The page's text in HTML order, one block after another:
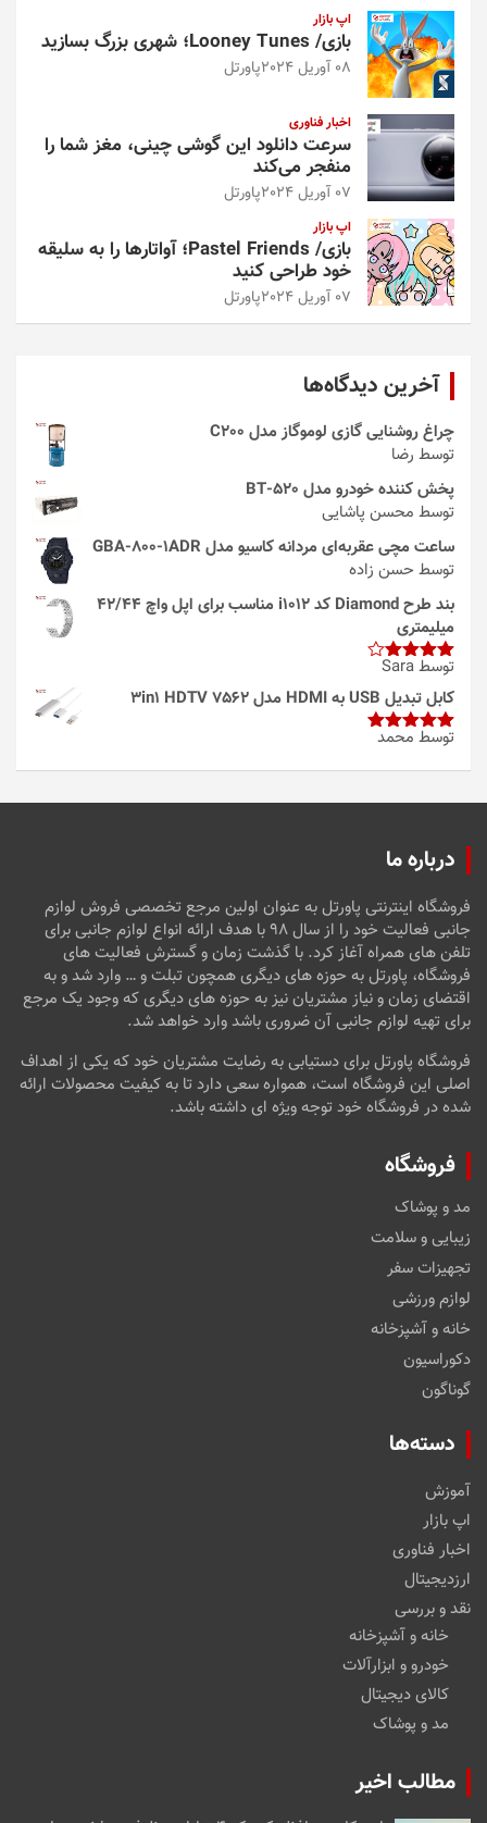
اپ بازار
بازی/ Looney Tunes؛ شهری بزرگ بسازید
08 آوریل 2024 پاورتل
اخبار فناوری
سرعت دانلود این گوشی چینی، مغز شما را
منفجر می‌کند
07 آوریل 2024 پاورتل
اپ بازار
بازی/ Pastel Friends؛ آواتارها را به سلیقه
خود طراحی کنید
07 آوریل 2024 پاورتل
آخرین دیدگاه‌ها
چراغ روشنایی گازی لوموگاز مدل C200
توسط رضا
پخش کننده خودرو مدل 520-BT
توسط محسن پاشایی
ساعت مچی عقربه‌ای مردانه کاسیو مدل GBA-800-1ADR
توسط حسن زاده
بند طرح Diamond کد i1012 مناسب برای اپل واچ 42/44
میلیمتری
امتیاز4
از 5
توسط Sara
کابل تبدیل USB به HDMI مدل 3in1 HDTV 7562
امتیاز5از
توسط محمد
درباره ما
فروشگاه اینترنتی پاورتل به عنوان اولین مرجع تخصصی فروش لوازم
جانبی فعالیت خود را از سال ۹۸ با هدف ارائه انواع لوازم جانبی برای
تلفن های همراه آغاز کرد. با گذشت زمان و گسترش فعالیت های
فروشگاه، پاورتل به حوزه های دیگری همچون تبلت و … وارد شد و به
اقتضای زمان و نیاز مشتریان نیز به حوزه های دیگری که وجود یک مرجع
برای تهیه لوازم جانبی آن ضروری باشد وارد خواهد شد.
فروشگاه پاورتل برای دستیابی به رضایت مشتریان خود که یکی از اهداف
اصلی این فروشگاه است، همواره سعی دارد تا به کیفیت محصولات ارائه
شده در فروشگاه خود توجه ویژه ای داشته باشد.
فروشگاه
مد و پوشاک
زیبایی و سلامت
تجهیزات سفر
لوازم ورزشی
خانه و آشپزخانه
دکوراسیون
گوناگون
دسته‌ها
آموزش
اپ بازار
اخبار فناوری
ارزدیجیتال
نقد و بررسی
خانه و آشپزخانه
خودرو و ابزارآلات
کالای دیجیتال
مد و پوشاک
مطالب اخیر